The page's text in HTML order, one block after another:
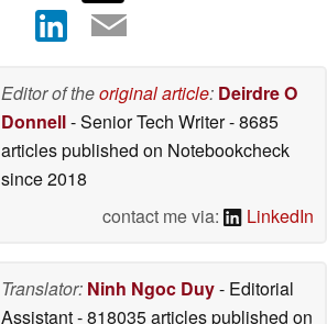
Editor of theoriginal article: Deirdre O
Donnell- Senior Tech Writer- 8685
articles published on Notebookcheck
since 2018
contact me via:
LinkedIn
Translator: Ninh Ngoc Duy- Editorial
Assistant- 818035 articles published on